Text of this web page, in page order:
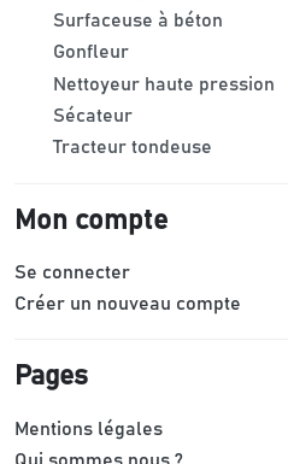
Surfaceuse à béton
Gonfleur
Nettoyeur haute pression
Sécateur
Tracteur tondeuse
Mon compte
Se connecter
Créer un nouveau compte
Pages
Mentions légales